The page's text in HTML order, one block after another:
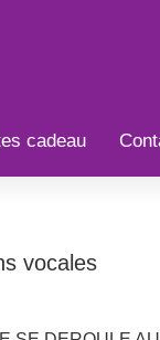
cadeau
vocales